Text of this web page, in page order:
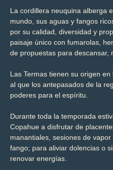
La cordillera neuquina alberga
mundo, sus aguas y fangos
por su calidad, diversidad y
paisaje único con fumarolas,
de propuestas para descansar,
Las Termas tienen su origen
al que los antepasados de la
poderes para el espíritu.
Durante toda la temporada
Copahue a disfrutar de
manantiales, sesiones de
fango; para aliviar dolencias o
renovar energías.